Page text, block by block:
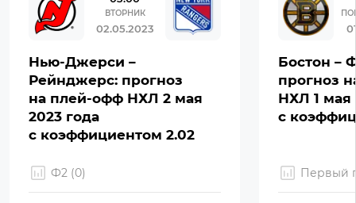
ВТОРНИК
02.05.2023
Нью-Джерси –
Рейнджерс: прогноз
на плей-офф НХЛ 2 мая
2023 года
с коэффициентом 2.02
Ф2 (0)
Бостон –
прогноз
НХЛ 1 мая
с
Первый